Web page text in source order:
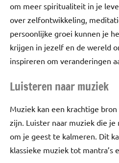
om meer spiritualiteit in je
over zelfontwikkeling,
persoonlijke groei kunnen je
krijgen in jezelf en de wereld
inspireren om veranderingen
Luisteren naar muziek
Muziek kan een krachtige
zijn. Luister naar muziek die
om je geest te kalmeren. Dit
klassieke muziek tot mantra’s